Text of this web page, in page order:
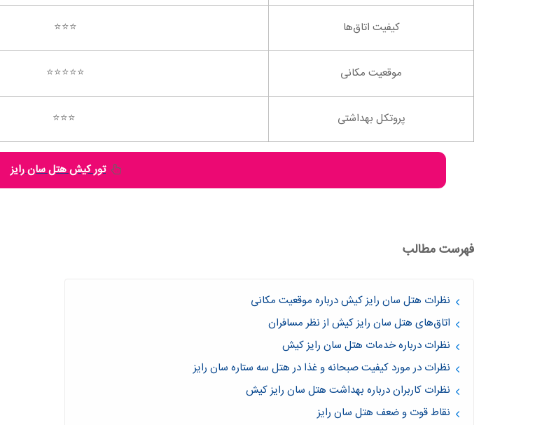
کیفیت اتاق‌ها ⭐️⭐️⭐️
موقعیت مکانی ⭐️⭐️⭐️⭐️⭐️
پروتکل بهداشتی ⭐️⭐️⭐️
تور کیش هتل سان رایز
فهرست مطالب
نظرات هتل سان رایز کیش درباره موقعیت مکانی
اتاق‌های هتل سان رایز کیش از نظر مسافران
نظرات درباره خدمات هتل سان رایز کیش
نظرات در مورد کیفیت صبحانه و غذا در هتل سه ستاره سان رایز
نظرات کاربران درباره بهداشت هتل سان رایز کیش
نقاط قوت و ضعف هتل سان رایز